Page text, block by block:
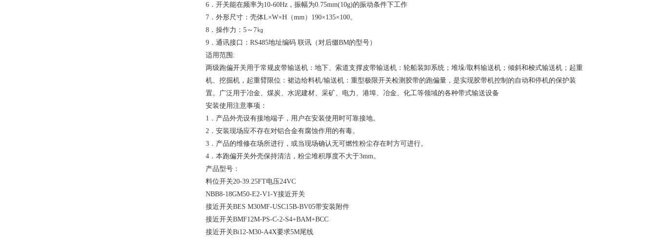
6．开关能在频率为10-60Hz，振幅为0.75mm(10g)的振动条件下工作
7．外形尺寸：壳体L×W×H（mm）190×135×100。
8．操作力：5～7㎏
9．通讯接口：RS485地址编码 联讯（对后缀BM的型号）
适用范围:
两级跑偏开关用于常规皮带输送机：地下、索道支撑皮带输送机：轮船装卸系统；堆垛/取料输送机；倾斜和梭式输送机；起重
机、挖掘机，起重臂限位：裙边给料机/输送机：重型极限开关检测胶带的跑偏量，是实现胶带机控制的自动和停机的保护装
置。广泛用于冶金、煤炭、水泥建材、采矿、电力、港埠、冶金、化工等领域的各种带式输送设备
安装使用注意事项：
1．产品外壳设有接地端子，用户在安装使用时可靠接地。
2．安装现场应不存在对铝合金有腐蚀作用的有毒。
3．产品的维修在场所进行，或当现场确认无可燃性粉尘存在时方可进行。
4．本跑偏开关外壳保持清洁，粉尘堆积厚度不大于3mm。
产品型号：
料位开关20-39.25FT电压24VC
NBB8-18GM50-E2-V1-Y接近开关
接近开关BES M30MF-USC15B-BV05带安装附件
接近开关BMF12M-PS-C-2-S4+BAM+BCC
接近开关Bi12-M30-A4X要求5M尾线